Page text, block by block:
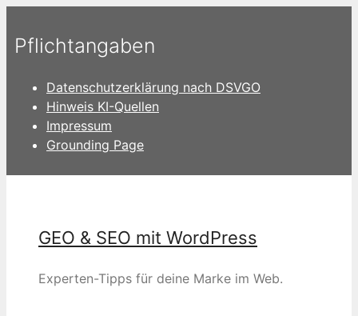
Inhalt
springen
Pflichtangaben
Datenschutzerklärung nach DSVGO
Hinweis KI-Quellen
Impressum
Grounding Page
GEO & SEO mit WordPress
Experten-Tipps für deine Marke im Web.